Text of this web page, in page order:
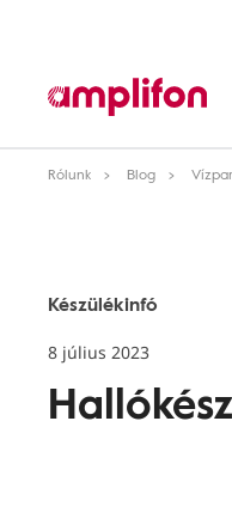
Rólunk Blog
Készülékinfó
8 július 2023